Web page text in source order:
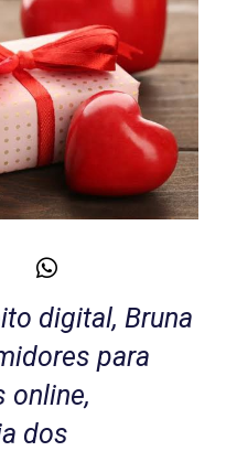
digital, Bruna
para
online,
dos